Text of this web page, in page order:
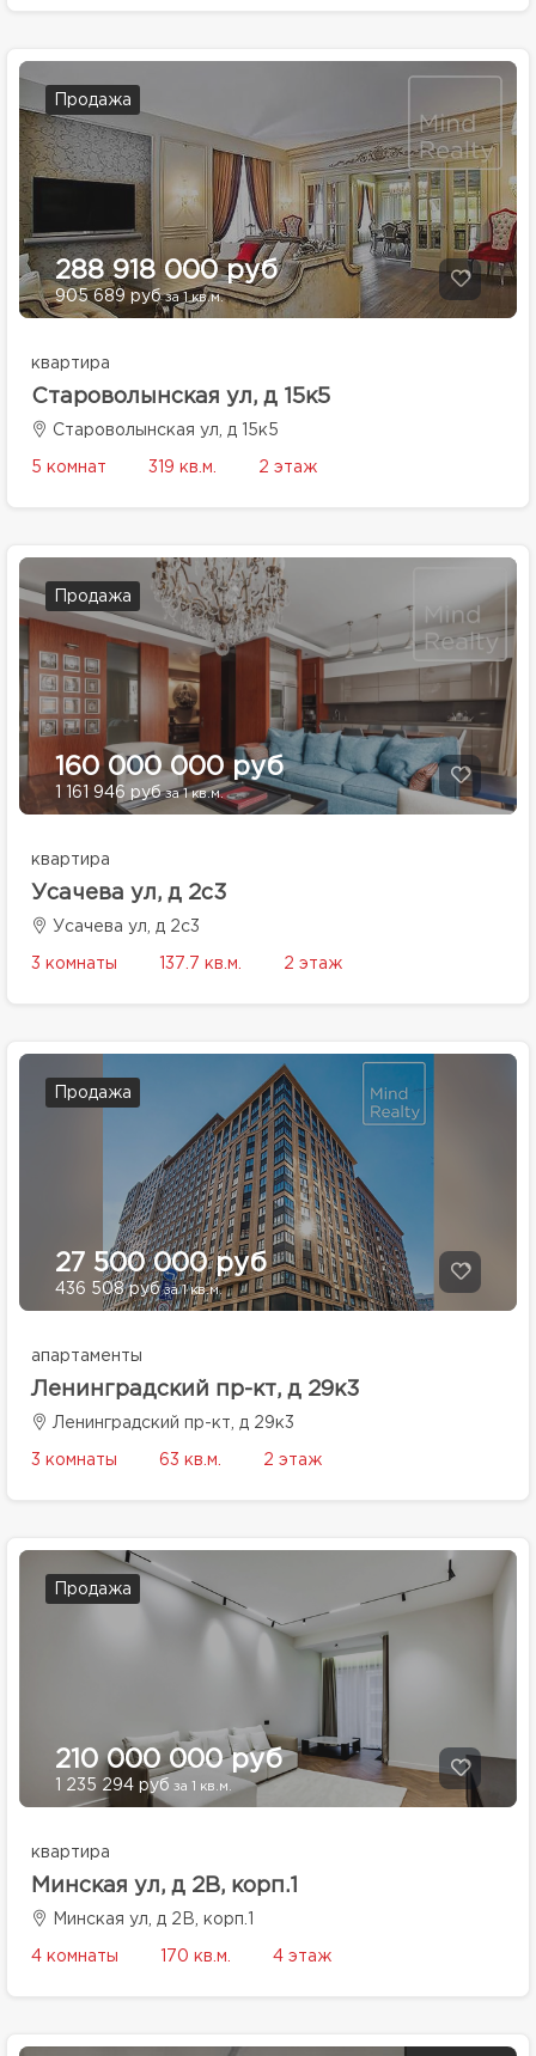
Продажа
288 918 000 руб
905 689 рубза 1 кв.м.
квартира
Староволынская ул, д 15к5
Староволынская ул, д 15к5
5 комнат 319 кв.м. 2 этаж
Продажа
160 000 000 руб
1 161 946 рубза 1 кв.м.
квартира
Усачева ул, д 2с3
Усачева ул, д 2с3
3 комнаты 137.7 кв.м. 2 этаж
Продажа
27 500 000 руб
436 508 рубза 1 кв.м.
апартаменты
Ленинградский пр-кт, д 29к3
Ленинградский пр-кт, д 29к3
3 комнаты 63 кв.м. 2 этаж
Продажа
210 000 000 руб
1 235 294 руб за 1 кв.м.
квартира
Минская ул, д 2В, корп.1
Минская ул, д 2В, корп.1
4 комнаты 170 кв.м. 4 этаж